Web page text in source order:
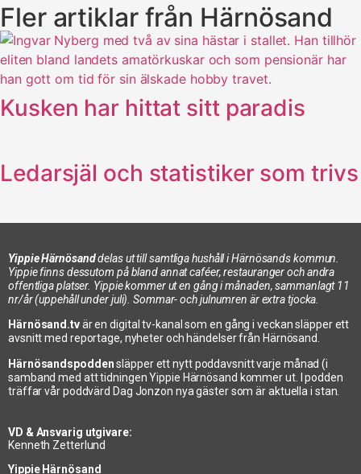
Fler artiklar från Härnösand
Kusken har hittat sitt paradis
Ledarsjäl och statistiker som trivs
Yippie Härnösanddelas ut till samtliga hushåll i Härnösands kommun.
Yippie finns dessutom på bland annat caféer, restauranger och andra
offentliga platser. Yippie kommer ut en gång i månaden, sammanlagt 11
nr/år (uppehåll under juli). Sommar- och julnumren är extra tjocka.
Härnösand.tvär en digital tv-kanal som en gång i veckan släpper ett
avsnitt med reportage, nyheter och händelser från Härnösand.
Härnösandspoddensläpper ett nytt poddavsnitt varje månad (i
samband med att tidningen Yippie Härnösand kommer ut. I podden
träffar vår poddvärd Dag Jonzon nya gäster som är aktuella i stan.
VD & Ansvarig utgivare:
Kenneth Zetterlund
Yippie Härnösand